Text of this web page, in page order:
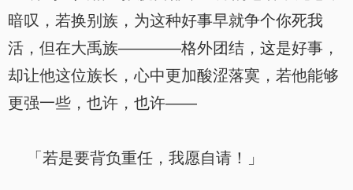
暗叹，若换别族，为这种好事早就争个你死我
活，但在大禹族————格外团结，这是好事，
却让他这位族长，心中更加酸涩落寞，若他能够
更强一些，也许，也许——
「若是要背负重任，我愿自请！」